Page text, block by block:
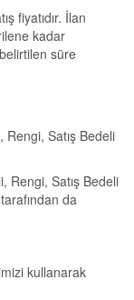
fiyatıdır. İlan
kadar
süre
Satış Bedeli
Rengi, Satış Bedeli
da
kullanarak